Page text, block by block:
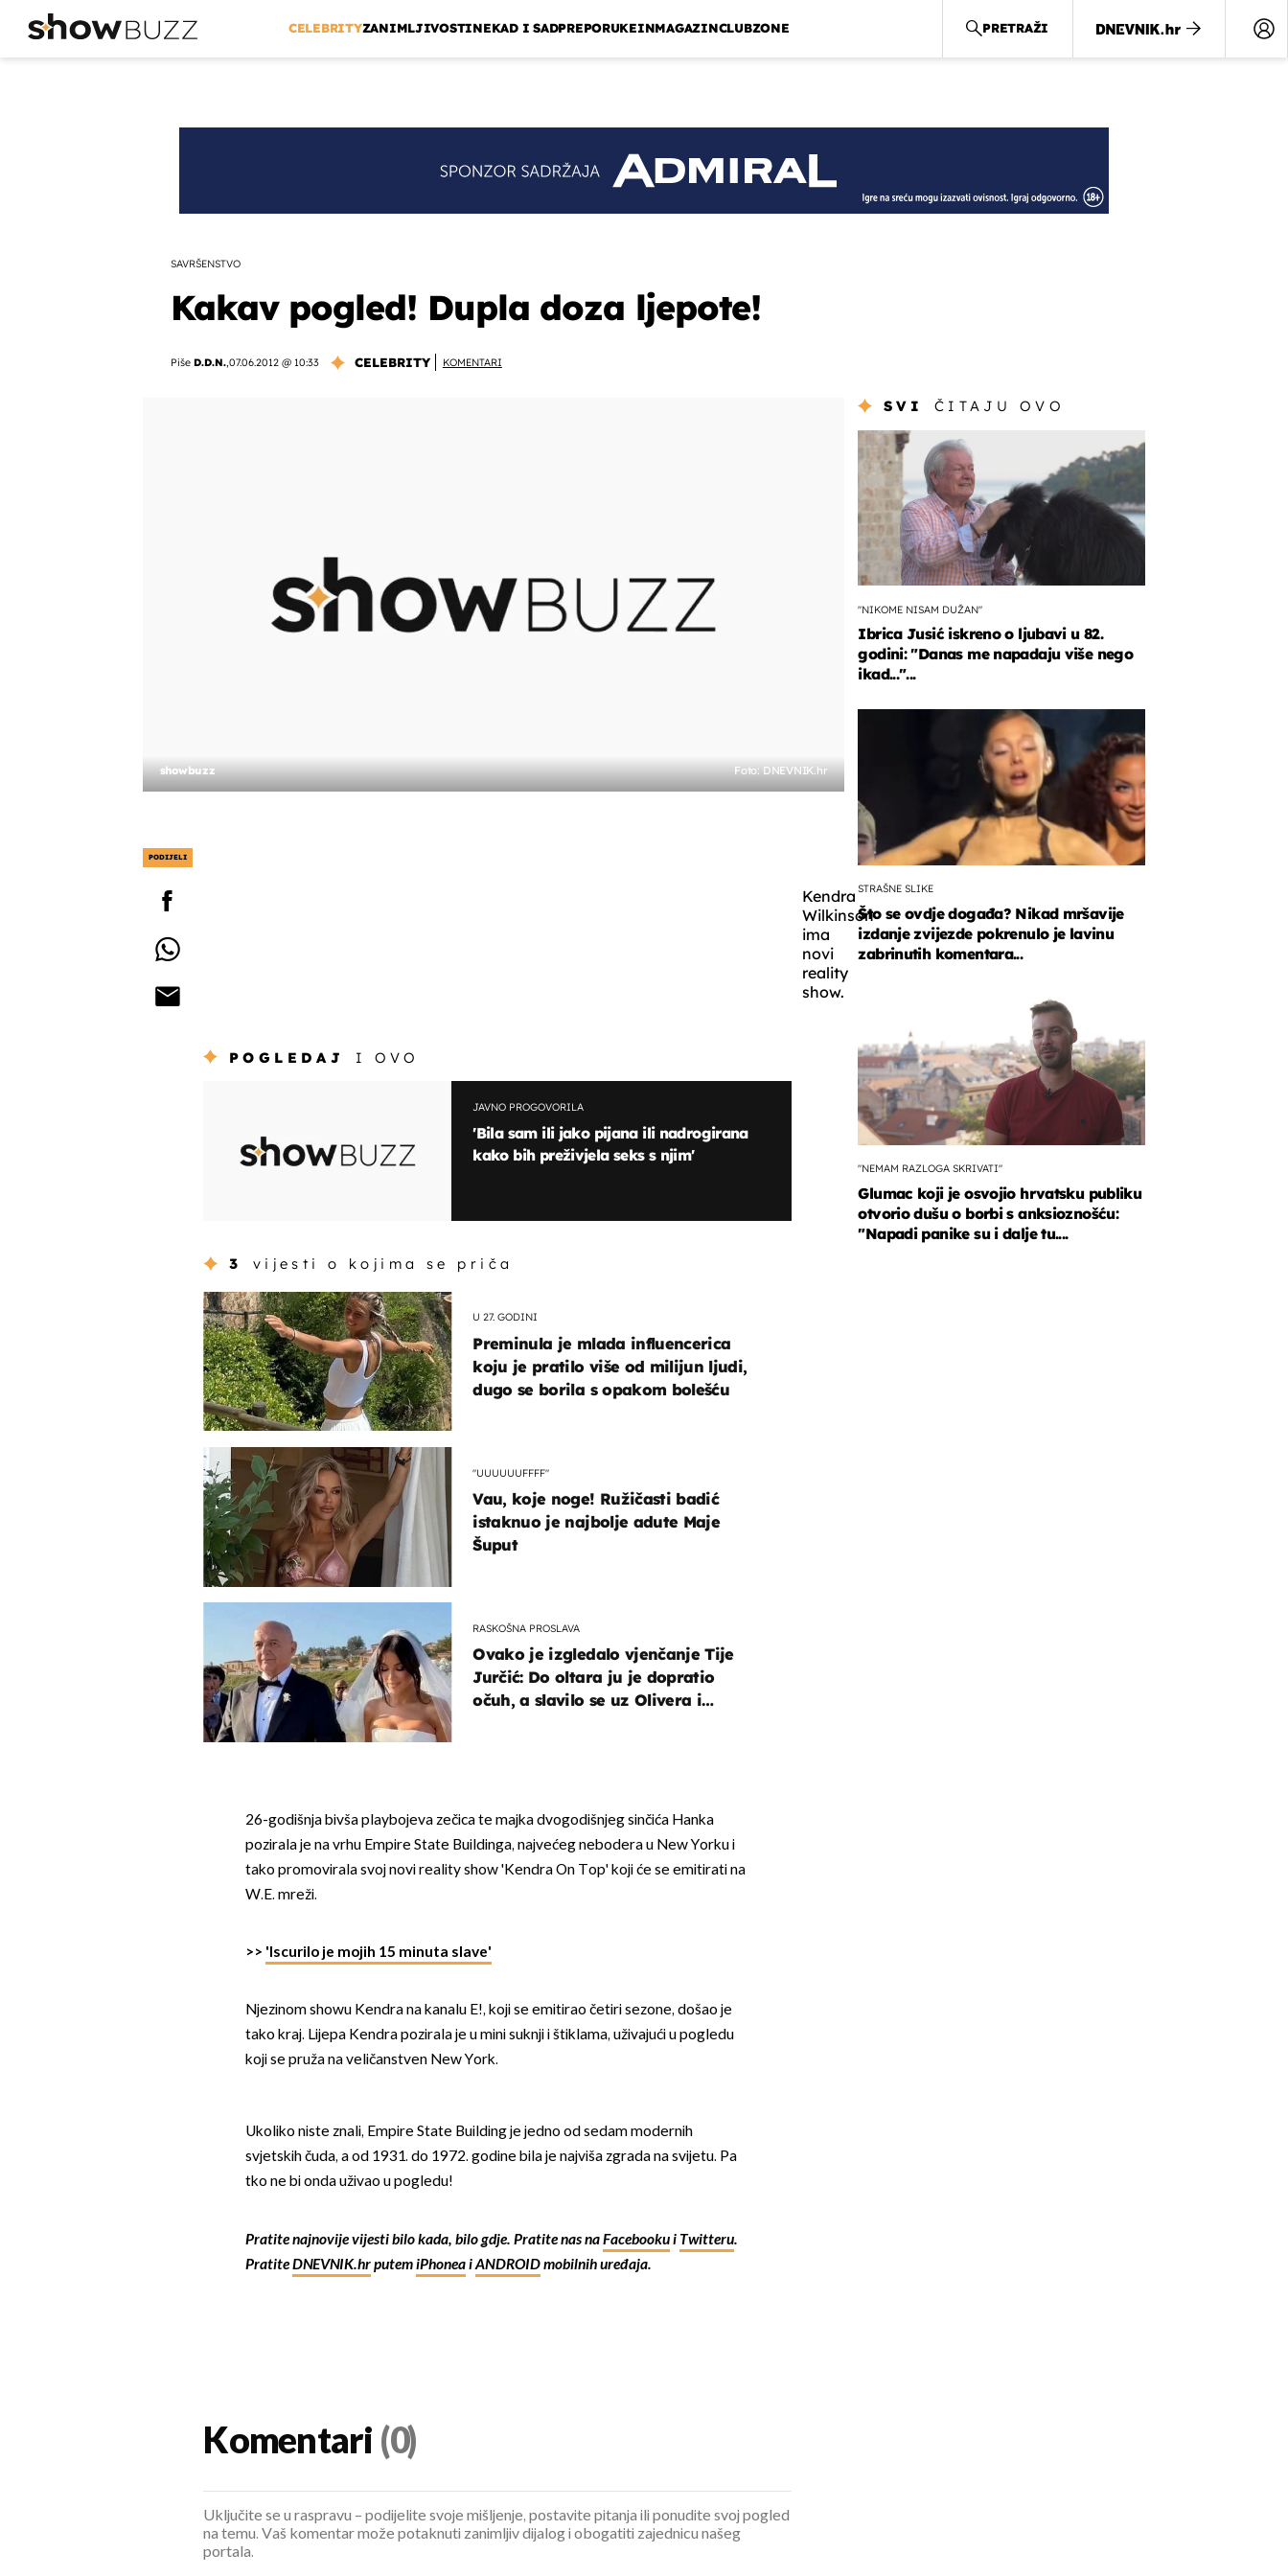
CELEBRITYZANIMLJIVOSTINEKAD I SADPREPORUKEINMAGAZINCLUBZONE PRETRAŽI
SAVRŠENSTVO
Kakav pogled! Dupla doza ljepote!
Piše D.D.N.,07.06.2012 @ 10:33 CELEBRITY KOMENTARI
showbuzz Foto: DNEVNIK.hr
PODIJELI
Kendra
Wilkinson
ima
novi
reality
show.
POGLEDAJ I OVO
JAVNO PROGOVORILA
'Bila sam ili jako pijana ili nadrogirana
kako bih preživjela seks s njim'
3 vijesti o kojima se priča
U 27. GODINI
Preminula je mlada influencerica
koju je pratilo više od milijun ljudi,
dugo se borila s opakom bolešću
"UUUUUUFFFF"
Vau, koje noge! Ružičasti badić
istaknuo je najbolje adute Maje
Šuput
RASKOŠNA PROSLAVA
Ovako je izgledalo vjenčanje Tije
Jurčić: Do oltara ju je dopratio
očuh, a slavilo se uz Olivera i
26-godišnja bivša playbojeva zečica te majka dvogodišnjeg sinčića Hanka
pozirala je na vrhu Empire State Buildinga, najvećeg nebodera u New Yorku i
tako promovirala svoj novi reality show 'Kendra On Top' koji će se emitirati na
W.E. mreži.
>> 'Iscurilo je mojih 15 minuta slave'
Njezinom showu Kendra na kanalu E!, koji se emitirao četiri sezone, došao je
tako kraj. Lijepa Kendra pozirala je u mini suknji i štiklama, uživajući u pogledu
koji se pruža na veličanstven New York.
Ukoliko niste znali, Empire State Building je jedno od sedam modernih
svjetskih čuda, a od 1931. do 1972. godine bila je najviša zgrada na svijetu. Pa
tko ne bi onda uživao u pogledu!
Pratite najnovije vijesti bilo kada, bilo gdje. Pratite nas naFacebookui Twitteru.
PratiteDNEVNIK.hrputemiPhoneaiANDROIDmobilnih uređaja.
SVI ČITAJU OVO
"NIKOME NISAM DUŽAN"
Ibrica Jusić iskreno o ljubavi u 82.
godini: "Danas me napadaju više nego
ikad..."...
STRAŠNE SLIKE
Što se ovdje događa? Nikad mršavije
izdanje zvijezde pokrenulo je lavinu
zabrinutih komentara...
"NEMAM RAZLOGA SKRIVATI"
Glumac koji je osvojio hrvatsku publiku
otvorio dušu o borbi s anksioznošću:
"Napadi panike su i dalje tu....
Komentari (0)
Uključite se u raspravu – podijelite svoje mišljenje, postavite pitanja ili ponudite svoj pogled
na temu. Vaš komentar može potaknuti zanimljiv dijalog i obogatiti zajednicu našeg
portala.